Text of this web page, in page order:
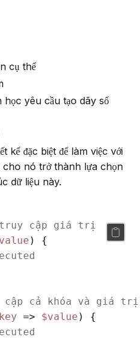
cụ thể
yêu cầu tạo dãy số
kế đặc biệt để làm việc với
cho nó trở thành lựa chọn
dữ liệu này.
cập giá trị
) {
cả khóa và giá trị
=> $value ) {